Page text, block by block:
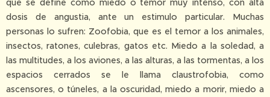
dosis de angustia, ante un estimulo particular. Muchas
personas lo sufren: Zoofobia, que es el temor a los animales,
insectos, ratones, culebras, gatos etc. Miedo a la soledad, a
las multitudes, a los aviones, a las alturas, a las tormentas, a los
espacios cerrados se le llama claustrofobia, como
ascensores, o túneles, a la oscuridad, miedo a morir, miedo a